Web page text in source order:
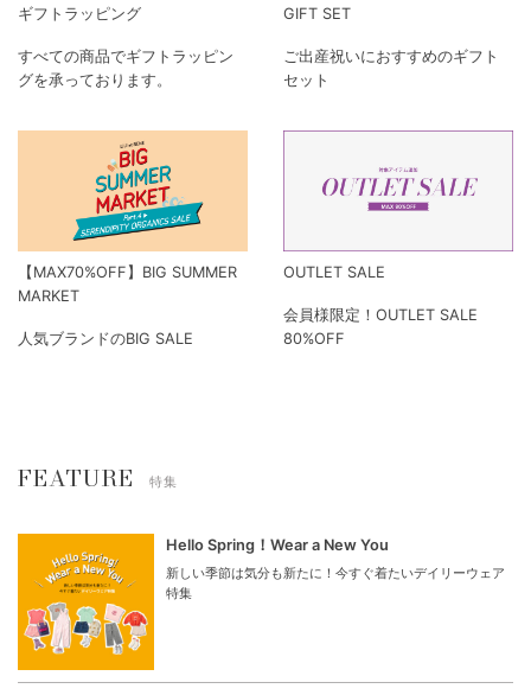
ギフトラッピング
すべての商品でギフトラッピン
グを承っております。
GIFT SET
ご出産祝いにおすすめのギフト
セット
【MAX70%OFF】BIG SUMMER
MARKET
人気ブランドのBIG SALE
OUTLET SALE
会員様限定！OUTLET SALE
80%OFF
FEATURE 特集
Hello Spring！Wear a New You
新しい季節は気分も新たに！今すぐ着たいデイリーウェア
特集